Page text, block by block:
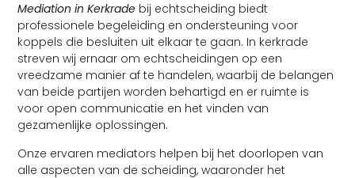
Mediation in Kerkrade bij echtscheiding biedt
professionele begeleiding en ondersteuning voor
koppels die besluiten uit elkaar te gaan. In kerkrade
streven wij ernaar om echtscheidingen op een
vreedzame manier af te handelen, waarbij de belangen
van beide partijen worden behartigd en er ruimte is
voor open communicatie en het vinden van
gezamenlijke oplossingen.
Onze ervaren mediators helpen bij het doorlopen van
alle aspecten van de scheiding, waaronder het